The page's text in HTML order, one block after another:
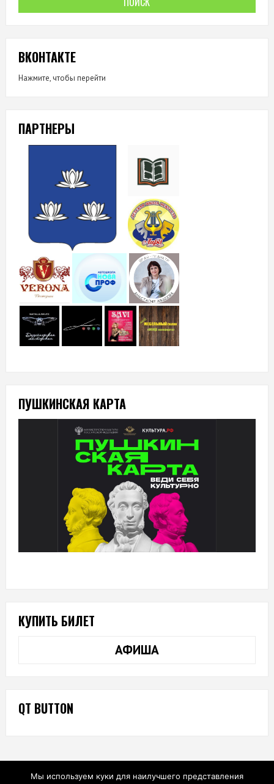
ВКОНТАКТЕ
Нажмите, чтобы перейти
ПАРТНЕРЫ
ПУШКИНСКАЯ КАРТА
КУПИТЬ БИЛЕТ
АФИША
QT BUTTON
Мы используем куки для наилучшего представления